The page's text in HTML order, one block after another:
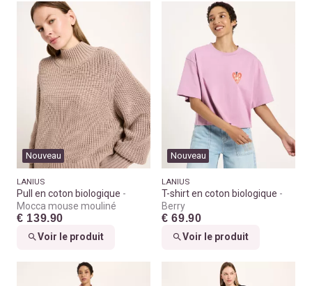
Nouveau
LANIUS
Pull en coton biologique
Mocca mouse mouliné
€ 139.90
Voir le produit
Nouveau
LANIUS
T-shirt en coton biologique
Berry
€ 69.90
Voir le produit